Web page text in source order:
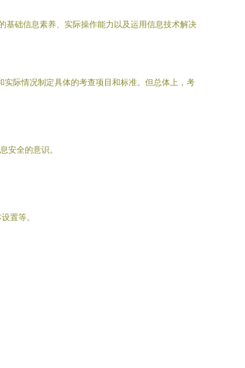
基础信息素养、实际操作能力以及运用信息技术解决
际情况制定具体的考查项目和标准。但总体上，考
安全的意识。
置等。